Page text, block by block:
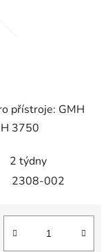
přístroje: GMH
3750
2 týdny
2308-002